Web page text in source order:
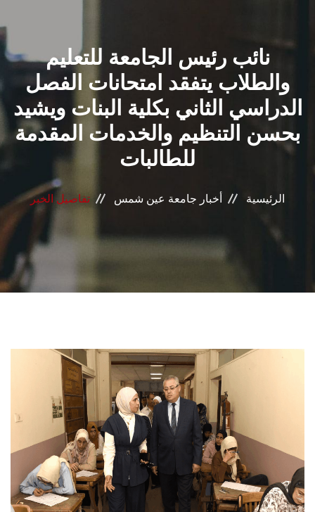
الشئون الأكاديمية
البحث العلمي
الرعاية الصحية
المراكز والوحدات
الأنظمة الذكية
الإعلام
تواصل معنا
هيئة التدريس
الدراسات العليا
الخريجين
الموظفون
نائب رئيس الجامعة للتعليم
والطلاب يتفقد امتحانات الفصل
الدراسي الثاني بكلية البنات ويشيد
بحسن التنظيم والخدمات المقدمة
للطالبات
الرئيسية أخبار جامعة عين شمس تفاصيل الخبر